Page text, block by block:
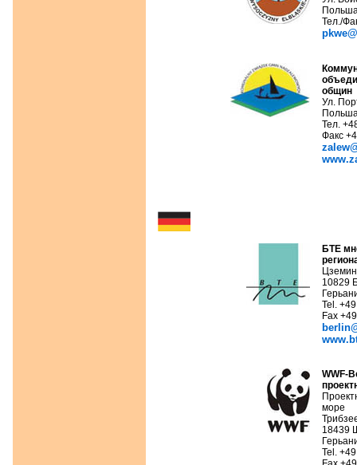
Тел./
общин
Ул.
Тел.
Факс
БТЕ
10829
Tel.
Fax
WWF-
море
18439
Tel.